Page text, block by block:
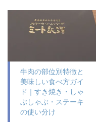
牛肉の部位別特徴と
美味しい食べ方ガイ
ド｜すき焼き・しゃ
ぶしゃぶ・ステーキ
の使い分け